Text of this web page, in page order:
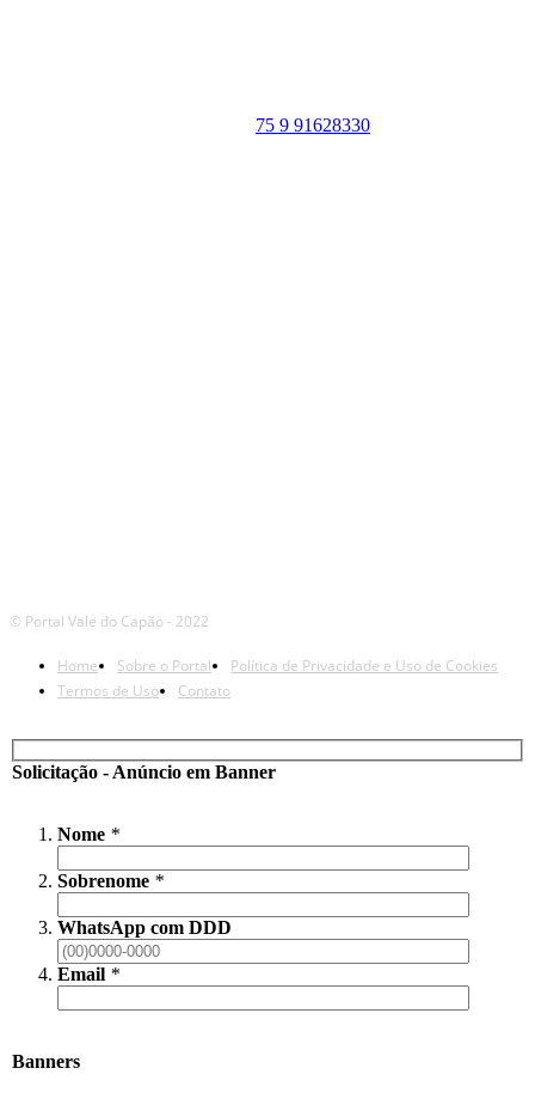
75 9 91628330
© Portal Vale do Capão - 2022
Home Sobre o Portal
Política de Privacidade e Uso de Cookies
Termos de Uso
Contato
Solicitação - Anúncio em Banner
Nome *
Sobrenome *
WhatsApp com DDD
Email *
Banners